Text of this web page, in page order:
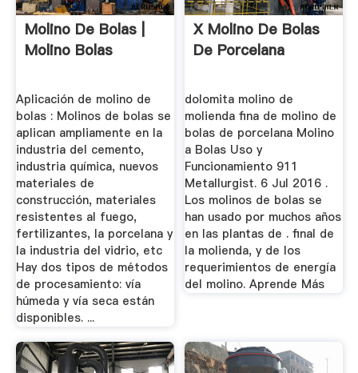
Molino De Bolas |
Molino Bolas
Aplicación de molino de
bolas : Molinos de bolas se
aplican ampliamente en la
industria del cemento,
industria química, nuevos
materiales de
construcción, materiales
resistentes al fuego,
fertilizantes, la porcelana y
la industria del vidrio, etc
Hay dos tipos de métodos
de procesamiento: vía
húmeda y vía seca están
disponibles. ...
X Molino De Bolas
De Porcelana
dolomita molino de
molienda fina de molino de
bolas de porcelana Molino
a Bolas Uso y
Funcionamiento 911
Metallurgist. 6 Jul 2016 .
Los molinos de bolas se
han usado por muchos años
en las plantas de . final de
la molienda, y de los
requerimientos de energía
del molino. Aprende Más